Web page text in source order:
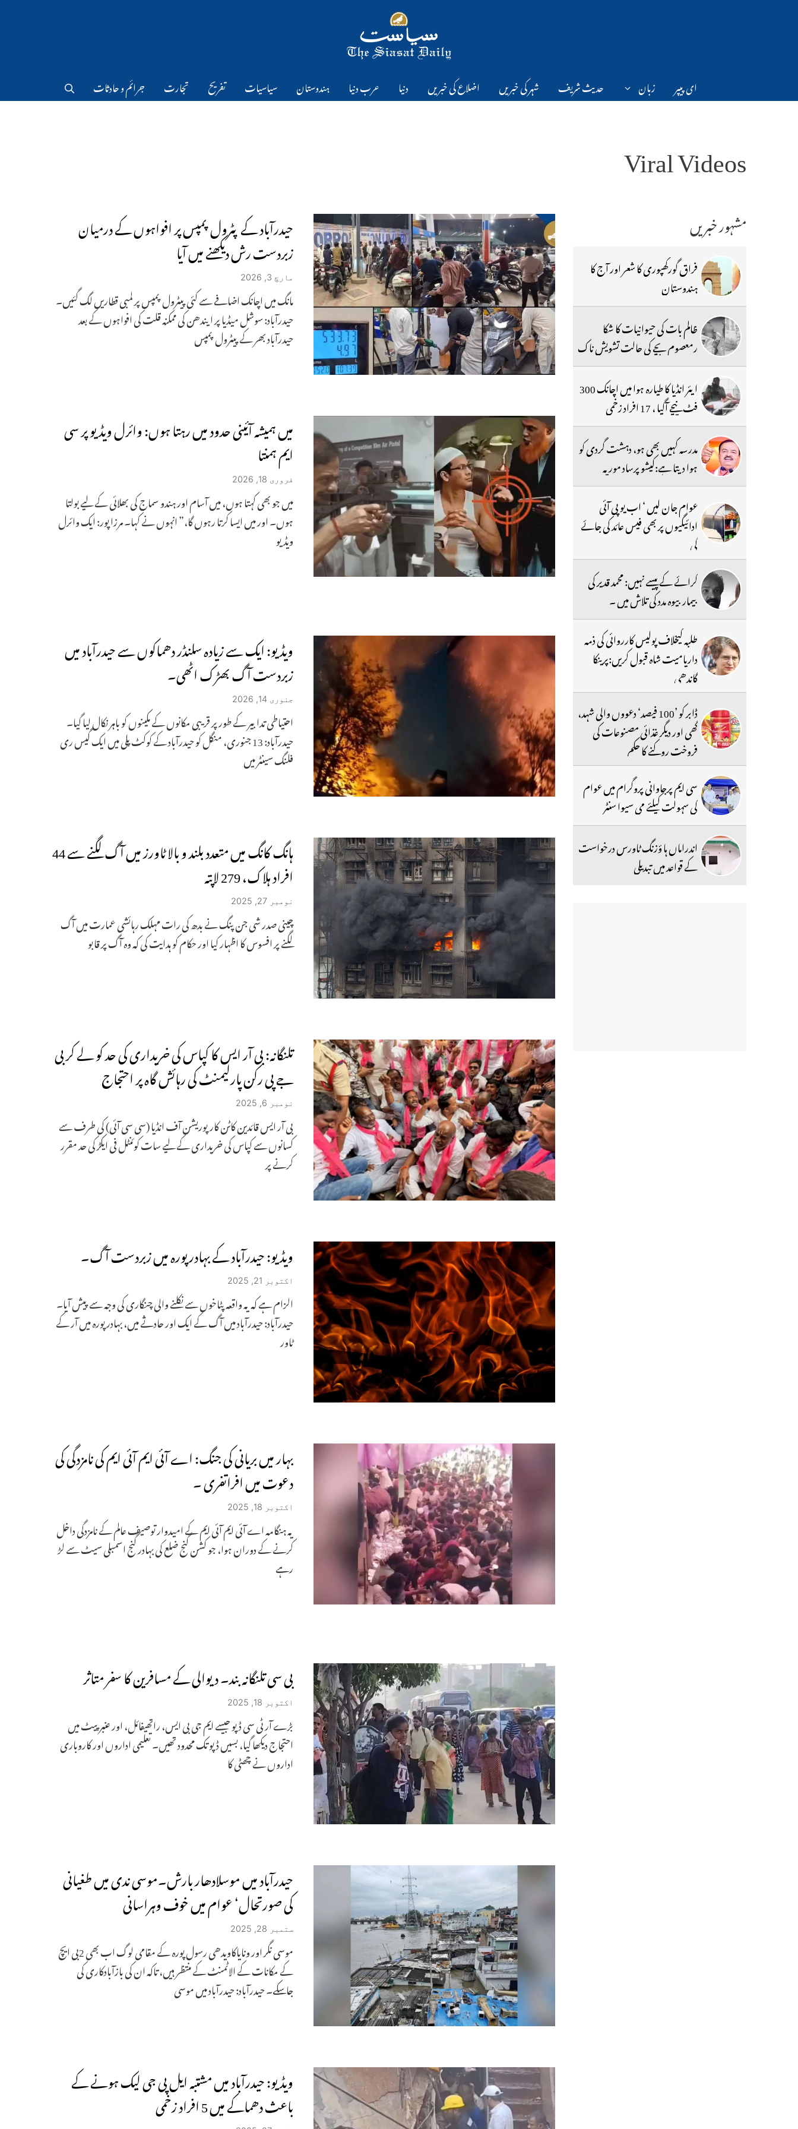
ای پیپر زبان حدیث شریف شہر کی خبریں اضلاع کی خبریں دنیا عرب دنیا ہندوستان سیاسیات تفریح تجارت جرائم و حادثات
Viral Videos
حیدرآباد کے پٹرول پمپس پر افواہوں کے درمیان
زبردست رش دیکھنے میں آیا
مارچ 3, 2026
مانگ میں اچانک اضافے سے کئی پیٹرول پمپس پر لمبی قطاریں لگ گئیں۔
حیدرآباد: سوشل میڈیا پر ایندھن کی ممکنہ قلت کی افواہوں کے بعد
حیدرآباد بھر کے پیٹرول پمپس
میں ہمیشہ آئینی حدود میں رہتا ہوں: وائرل ویڈیو پر سی
ایم ہمنتا
فروری 18, 2026
میں جو بھی کہتا ہوں، میں آسام اور ہندو سماج کی بھلائی کے لیے بولتا
ہوں۔ اور میں ایسا کرتا رہوں گا،” انہوں نے کہا۔ مرزا پور: ایک وائرل
ویڈیو
ویڈیو: ایک سے زیادہ سلنڈر دھماکوں سے حیدرآباد میں
زبردست آگ بھڑک اٹھی۔
جنوری 14, 2026
احتیاطی تدابیر کے طور پر قریبی مکانوں کے مکینوں کو باہر نکال لیا گیا۔
حیدرآباد: 13 جنوری، منگل کو حیدرآباد کے کوکٹ پلی میں ایک گیس ری
فلنگ سینٹر میں
ہانگ کانگ میں متعدد بلند و بالا ٹاورز میں آگ لگنے سے 44
افراد ہلاک، 279 لاپتہ
نومبر 27, 2025
چینی صدر شی جن پنگ نے بدھ کی رات مہلک رہائشی عمارت میں آگ
لگنے پر افسوس کا اظہار کیا اور حکام کو ہدایت کی کہ وہ آگ پر قابو
تلنگانہ: بی آر ایس کا کپاس کی خریداری کی حد کو لے کر بی
جے پی رکن پارلیمنٹ کی رہائش گاہ پر احتجاج
نومبر 6, 2025
بی آر ایس قائدین کاٹن کارپوریشن آف انڈیا (سی سی آئی) کی طرف سے
کسانوں سے کپاس کی خریداری کے لیے سات کوئنٹل فی ایکڑ کی حد مقرر
کرنے پر
ویڈیو: حیدرآباد کے بہادر پورہ میں زبردست آگ۔
اکتوبر 21, 2025
الزام ہے کہ یہ واقعہ پٹاخوں سے نکلنے والی چنگاری کی وجہ سے پیش آیا۔
حیدرآباد: حیدرآباد میں آگ کے ایک اور حادثے میں، بہادر پورہ میں آر کے
ٹاور
بہار میں بریانی کی جنگ: اے آئی ایم آئی ایم کی نامزدگی کی
دعوت میں افراتفری ۔
اکتوبر 18, 2025
یہ ہنگامہ اے آئی ایم آئی ایم کے امیدوار توصیف عالم کے نامزدگی داخل
کرنے کے دوران ہوا، جو کشن گنج ضلع کی بہادر گنج اسمبلی سیٹ سے لڑ
رہے
بی سی تلنگانہ بند۔ دیوالی کے مسافرین کا سفر متاثر
اکتوبر 18, 2025
بڑے آر ٹی سی ڈپو جیسے ایم جی بی ایس، راتھیفائل، اور عنبرپیٹ میں
احتجاج دیکھا گیا، بسیں ڈپو تک محدود تھیں۔ تعلیمی اداروں اور کاروباری
اداروں نے چھٹی کا
حیدرآباد میں موسلادھار بارش۔موسی ندی میں طغیانی
کی صورتحال‘ عوام میں خوف وہراسانی
ستمبر 28, 2025
موسی نگر اور ونایاکاویدھی رسول پورہ کے مقامی لوگ اب بھی 2بی ایچ
کے مکانات کے الاٹمنٹ کے منتظر ہیں، تاکہ ان کی بازآبادکاری کی
جاسکے۔ حیدرآباد: حیدرآباد میں موسی
ویڈیو: حیدرآباد میں مشتبہ ایل پی جی لیک ہونے کے
باعث دھماکے میں 5 افراد زخمی
مشہور خبریں
فراق گورکھپوری کا شعر اور آج کا
ہندوستان
ظالم بات کی حیوانیات کا شکا
رمعصوم بچے کی حالت تشویش ناک
ایئر انڈیا کا طیارہ ہوا میں اچانک 300
فٹ نیچے آگیا ، 17 افراد زخمی
مدرسہ کہیں بھی ہو، دہشت گردی کو
ہوا دیتا ہے:کیشو پرساد موریہ
عوام جان لیں ‘ اب یو پی آئی
ادائیگیوں پر بھی فیس عائد کی جائے
گی
کرائے کے پیسے نہیں: محمد قدیر کی
بیمار بیوہ مدد کی تلاش میں ۔
طلبہ کیخلاف پولیس کارروائی کی ذمہ
داریامیت شاہ قبول کریں:پرینکا
گاندھی
ڈابر کو ’100 فیصد‘ دعووں والی شہد،
گھی اور دیگر غذائی مصنوعات کی
فروخت روکنے کا حکم
سی ایم پرجاوانی پروگرام میں عوام
کی سہولت کیلئے می سیوا سنٹر
اندراماں ہا ؤزنگ ٹاورس درخواست
کے قواعد میں تبدیلی